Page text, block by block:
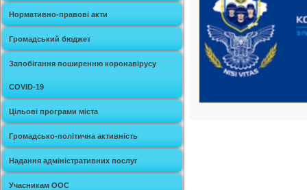
Нормативно-правові акти
Громадський бюджет
Запобігання поширенню коронавірусу
COVID-19
Цільові програми міста
Громадсько-політична активність
Надання адміністративних послуг
Учасникам ООС